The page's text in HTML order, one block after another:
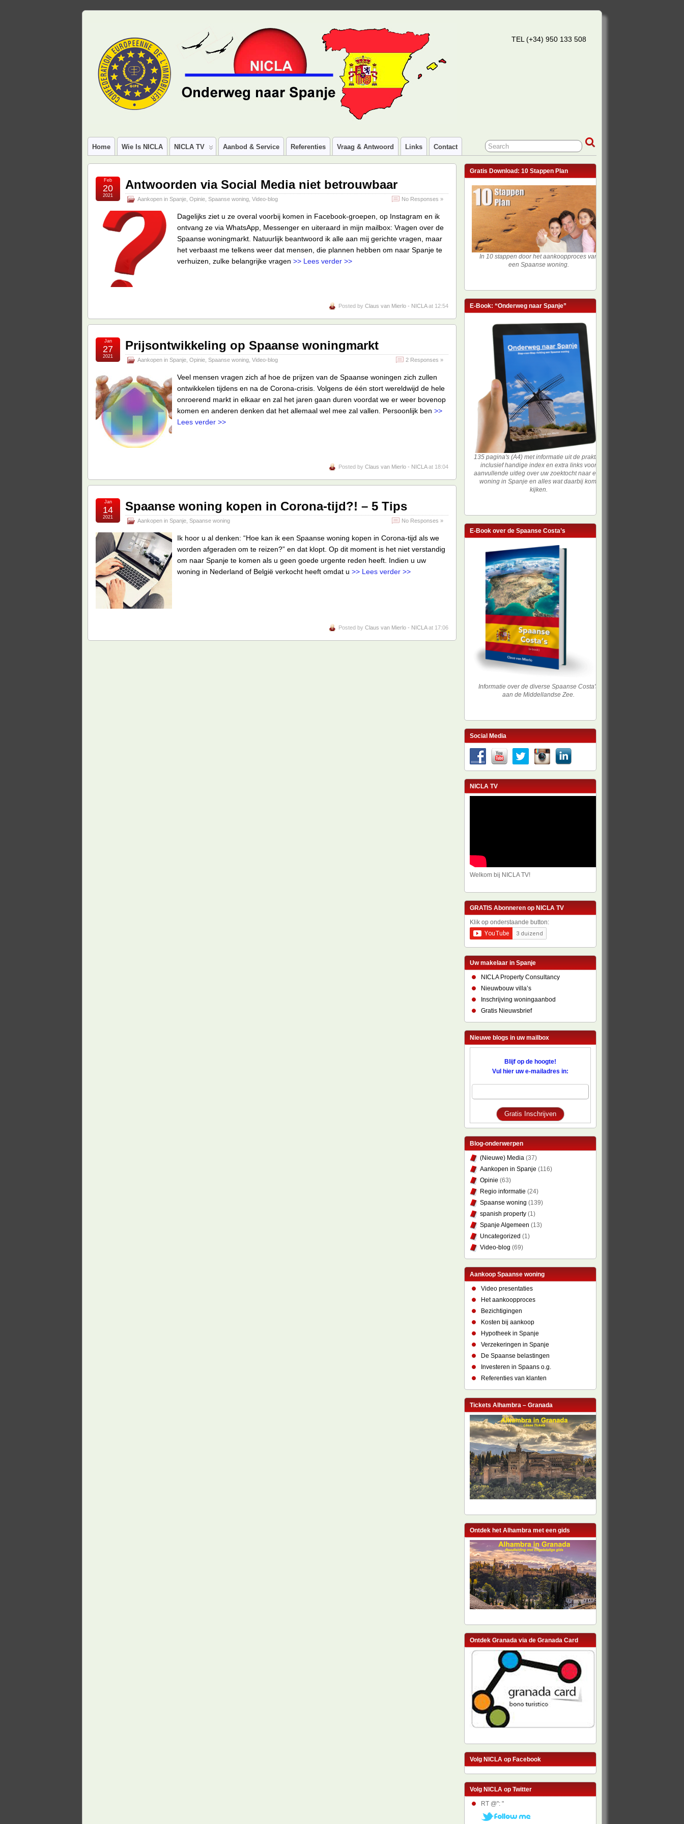
TEL (+34) 950 133 508
Home Wie Is NICLA NICLA TV Aanbod & Service Referenties Vraag & Antwoord Links Contact
Antwoorden via Social Media niet betrouwbaar
Aankopen in Spanje Opinie Spaanse woning Video-blog No Responses »
Feb
20
2021
Dagelijks ziet u ze overal voorbij komen in Facebook-groepen, op Instagram en ik
ontvang ze via WhatsApp, Messenger en uiteraard in mijn mailbox: Vragen over de
Spaanse woningmarkt. Natuurlijk beantwoord ik alle aan mij gerichte vragen, maar
het verbaast me telkens weer dat mensen, die plannen hebben om naar Spanje te
verhuizen, zulke belangrijke vragen >> Lees verder >>
Posted by Claus van Mierlo - NICLAat 12:54
Prijsontwikkeling op Spaanse woningmarkt
Aankopen in Spanje Opinie Spaanse woning Video-blog 2 Responses »
Jan
27
2021
Veel mensen vragen zich af hoe de prijzen van de Spaanse woningen zich zullen
ontwikkelen tijdens en na de Corona-crisis. Volgens de één stort wereldwijd de hele
onroerend markt in elkaar en zal het jaren gaan duren voordat we er weer bovenop
komen en anderen denken dat het allemaal wel mee zal vallen. Persoonlijk ben >>
Lees verder >>
Posted by Claus van Mierlo - NICLAat 18:04
Spaanse woning kopen in Corona-tijd?! – 5 Tips
Aankopen in Spanje Spaanse woning No Responses »
Jan
14
2021
Ik hoor u al denken: “Hoe kan ik een Spaanse woning kopen in Corona-tijd als we
worden afgeraden om te reizen?” en dat klopt. Op dit moment is het niet verstandig
om naar Spanje te komen als u geen goede urgente reden heeft. Indien u uw
woning in Nederland of België verkocht heeft omdat u >> Lees verder >>
Posted by Claus van Mierlo - NICLAat 17:06
Gratis Download: 10 Stappen Plan
In 10 stappen door het aankoopproces van
een Spaanse woning.
E-Book: “Onderweg naar Spanje”
135 pagina's (A4) met informatie uit de praktijk,
inclusief handige index en extra links voor
aanvullende uitleg over uw zoektocht naar een
woning in Spanje en alles wat daarbij komt
kijken.
E-Book over de Spaanse Costa’s
Informatie over de diverse Spaanse Costa's
aan de Middellandse Zee.
Social Media
NICLA TV
Welkom bij NICLA TV!
GRATIS Abonneren op NICLA TV
Klik op onderstaande button:
Uw makelaar in Spanje
NICLA Property Consultancy
Nieuwbouw villa’s
Inschrijving woningaanbod
Gratis Nieuwsbrief
Nieuwe blogs in uw mailbox
Blijf op de hoogte!
Vul hier uw e-mailadres in:
Blog-onderwerpen
(Nieuwe) Media (37)
Aankopen in Spanje (116)
Opinie (63)
Regio informatie (24)
Spaanse woning (139)
spanish property (1)
Spanje Algemeen (13)
Uncategorized (1)
Video-blog (69)
Aankoop Spaanse woning
Video presentaties
Het aankoopproces
Bezichtigingen
Kosten bij aankoop
Hypotheek in Spanje
Verzekeringen in Spanje
De Spaanse belastingen
Investeren in Spaans o.g.
Referenties van klanten
Tickets Alhambra – Granada
Ontdek het Alhambra met een gids
Ontdek Granada via de Granada Card
Volg NICLA op Facebook
Volg NICLA op Twitter
RT @": "